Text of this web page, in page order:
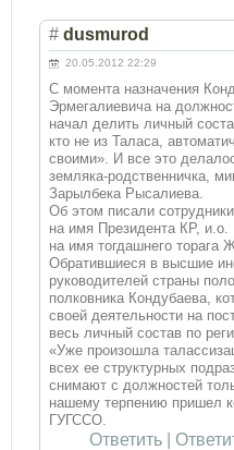
# dusmurod
20.05.2012 22:29
С момента назначения
Эрмегалиевича на
начал делить личный
кто не из Таласа,
своими». И все это
земляка-родственничка,
Зарылбека Рысалиева.
Об этом писали
на имя Президента КР,
на имя тогдашнего торага
Обратившиеся в высшие
руководителей страны
полковника Кондубаева,
своей деятельности на
весь личный состав по
«Уже произошла
всех ее структурных
снимают с должностей
нашему терпению пришел
ГУГССО.
Ответить